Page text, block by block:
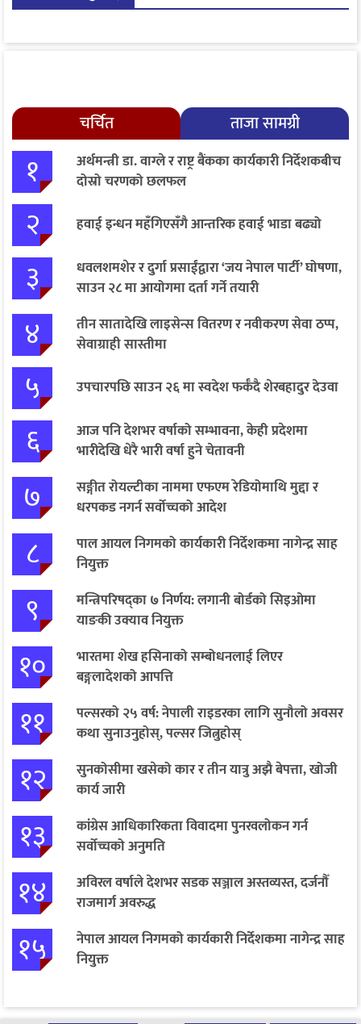
चर्चित ताजा सामग्री
१
अर्थमन्त्री डा. वाग्ले र राष्ट्र बैंकका कार्यकारी निर्देशकबीच
दोस्रो चरणको छलफल
२ हवाई इन्धन महँगिएसँगै आन्तरिक हवाई भाडा बढ्यो
३
धवलशमशेर र दुर्गा प्रसाईंद्वारा ‘जय नेपाल पार्टी’ घोषणा,
साउन २८ मा आयोगमा दर्ता गर्ने तयारी
४
तीन सातादेखि लाइसेन्स वितरण र नवीकरण सेवा ठप्प,
सेवाग्राही सास्तीमा
५ उपचारपछि साउन २६ मा स्वदेश फर्कँदै शेरबहादुर देउवा
६
आज पनि देशभर वर्षाको सम्भावना, केही प्रदेशमा
भारीदेखि धेरै भारी वर्षा हुने चेतावनी
७
सङ्गीत रोयल्टीका नाममा एफएम रेडियोमाथि मुद्दा र
धरपकड नगर्न सर्वोच्चको आदेश
८
पाल आयल निगमको कार्यकारी निर्देशकमा नागेन्द्र साह
नियुक्त
९
मन्त्रिपरिषद्का ७ निर्णय: लगानी बोर्डको सिइओमा
याङकी उक्याव नियुक्त
१०
भारतमा शेख हसिनाको सम्बोधनलाई लिएर
बङ्गलादेशको आपत्ति
११
पल्सरको २५ वर्ष: नेपाली राइडरका लागि सुनौलो अवसर
कथा सुनाउनुहोस्, पल्सर जित्नुहोस्
१२
सुनकोसीमा खसेको कार र तीन यात्रु अझै बेपत्ता, खोजी
कार्य जारी
१३
कांग्रेस आधिकारिकता विवादमा पुनरवलोकन गर्न
सर्वोच्चको अनुमति
१४
अविरल वर्षाले देशभर सडक सञ्जाल अस्तव्यस्त, दर्जनौँ
राजमार्ग अवरुद्ध
१५
नेपाल आयल निगमको कार्यकारी निर्देशकमा नागेन्द्र साह
नियुक्त